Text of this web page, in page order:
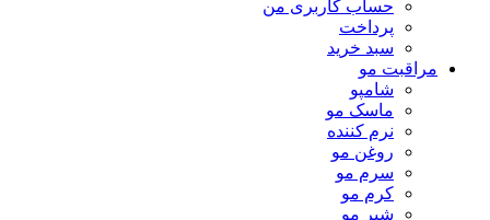
حساب کاربری من
پرداخت
سبد خرید
مراقبت مو
شامپو
ماسک مو
نرم کننده
روغن مو
سرم مو
کرم مو
شیر مو